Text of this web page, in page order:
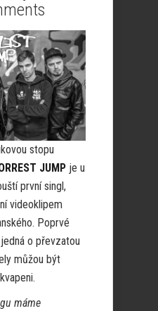
stopu
JUMP je u
první singl,
videoklipem
Poprvé
o převzatou
můžou být
máme